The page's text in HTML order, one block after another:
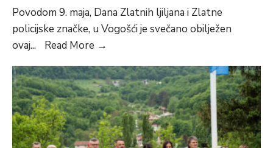
Povodom 9. maja, Dana Zlatnih ljiljana i Zlatne
policijske značke, u Vogošći je svečano obilježen
ovaj... Read More →
ratnih
priznanja
s
područja
Vogošće